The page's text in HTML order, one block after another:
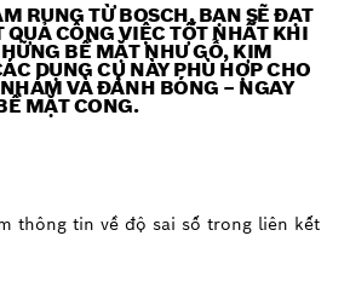
RUNG TỪ BOSCH, BẠN SẼ ĐẠT
CÔNG VIỆC TỐT NHẤT KHI
BỀ MẶT NHƯ GỖ, KIM
DỤNG CỤ NÀY PHÙ HỢP CHO
VÀ ĐÁNH BÓNG – NGAY
MẶT CONG.
thông tin về độ sai số trong liên kết